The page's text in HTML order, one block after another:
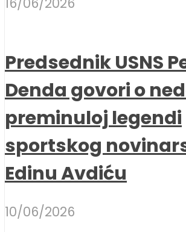
Predsednik USNS
Denda govori o
preminuloj legendi
sportskog
Edinu Avdiću
10/06/2026